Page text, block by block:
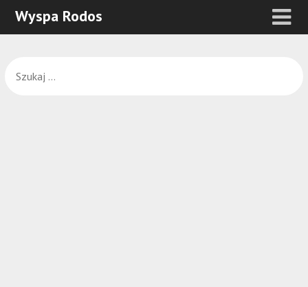
Wyspa Rodos